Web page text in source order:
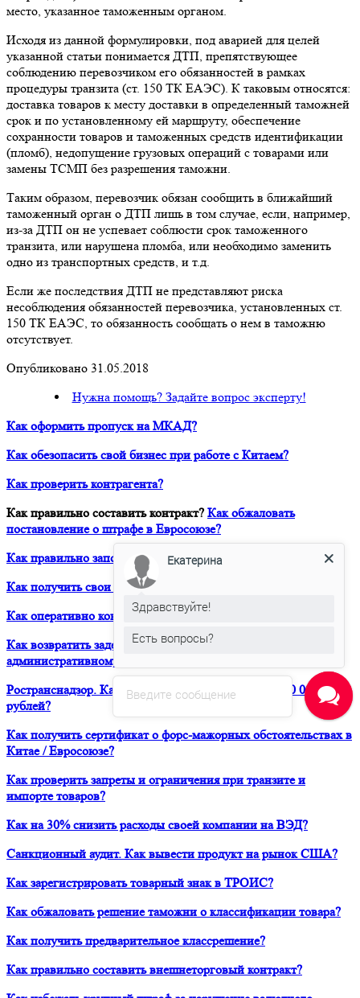
место, указанное таможенным органом.
Исходя из данной формулировки, под аварией для целей
указанной статьи понимается ДТП, препятствующее
соблюдению перевозчиком его обязанностей в рамках
процедуры транзита (ст. 150 ТК ЕАЭС). К таковым относятся:
доставка товаров к месту доставки в определенный таможней
срок и по установленному ей маршруту, обеспечение
сохранности товаров и таможенных средств идентификации
(пломб), недопущение грузовых операций с товарами или
замены ТСМП без разрешения таможни.
Таким образом, перевозчик обязан сообщить в ближайший
таможенный орган о ДТП лишь в том случае, если, например,
из-за ДТП он не успевает соблюсти срок таможенного
транзита, или нарушена пломба, или необходимо заменить
одно из транспортных средств, и т.д.
Если же последствия ДТП не представляют риска
несоблюдения обязанностей перевозчика, установленных ст.
150 ТК ЕАЭС, то обязанность сообщать о нем в таможню
отсутствует.
Опубликовано 31.05.2018
Нужна помощь? Задайте вопрос эксперту!
Как оформить пропуск на МКАД?
Как обезопасить свой бизнес при работе с Китаем?
Как проверить контрагента?
Как правильно составить контракт? Как обжаловать
постановление о штрафе в Евросоюзе?
Как правильно заполнить Дозвол на перевозку?
Как получить свои деньги за неоплаченный фрахт?
Как оперативно консультироваться в ЮРВЕСТ 24/7?
Как возвратить задержанный таможней товар по
административному делу?
Ространснадзор. Как избежать штрафа в размере 200 000
рублей?
Как получить сертификат о форс-мажорных обстоятельствах в
Китае / Евросоюзе?
Как проверить запреты и ограничения при транзите и
импорте товаров?
Как на 30% снизить расходы своей компании на ВЭД?
Санкционный аудит. Как вывести продукт на рынок США?
Как зарегистрировать товарный знак в ТРОИС?
Как обжаловать решение таможни о классификации товара?
Как получить предварительное классрешение?
Как правильно составить внешнеторговый контракт?
Введите сообщение
Екатерина
Здравствуйте!
Есть вопросы?